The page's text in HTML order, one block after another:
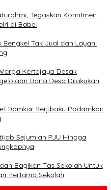
Tegaskan Komitmen
di Babel
Tak Jual dan Layani
Kertajaya Desak
Dana Desa Dilakukan
Damkar Berjibaku Padamkan
Sejumlah PJU Hingga
Bagikan Tas Sekolah Untuk
Pertama Sekolah